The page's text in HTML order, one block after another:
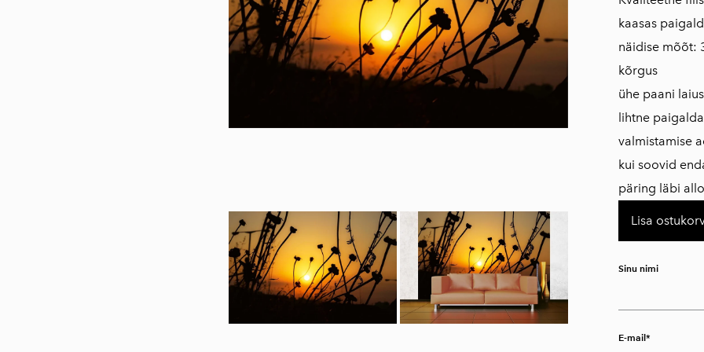
kaasas
näidise mõõt:
kõrgus
ühe paani
lihtne
valmistamise
kui soovid
päring läbi
Lisa
Sinu nimi
E-mail